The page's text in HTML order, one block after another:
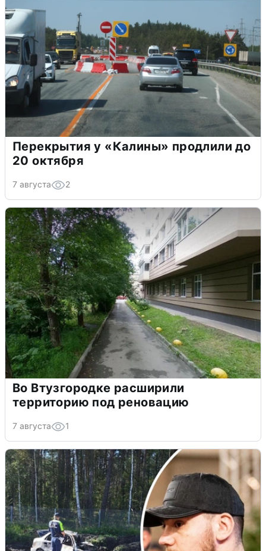
Перекрытия у «Калины» продлили до
20 октября
7 августа 2
Во Втузгородке расширили
территорию под реновацию
7 августа 1